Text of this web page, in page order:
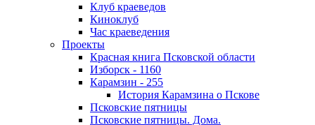
Клуб краеведов
Киноклуб
Час краеведения
Проекты
Красная книга Псковской области
Изборск - 1160
Карамзин - 255
История Карамзина о Пскове
Псковские пятницы
Псковские пятницы. Дома.